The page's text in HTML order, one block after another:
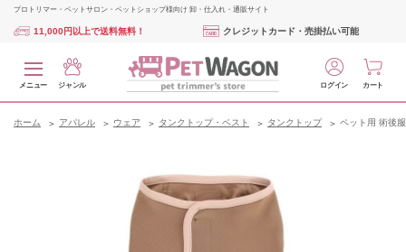
プロトリマー・ペットサロン・ペットショップ様向け 卸・仕入れ・通販サイト
11,000円以上で送料無料！ クレジットカード・売掛払い可能
メニュー ジャンル ログイン カート
ホーム アパレル ウェア タンクトップ・ベスト タンクトップ ペット用 術後